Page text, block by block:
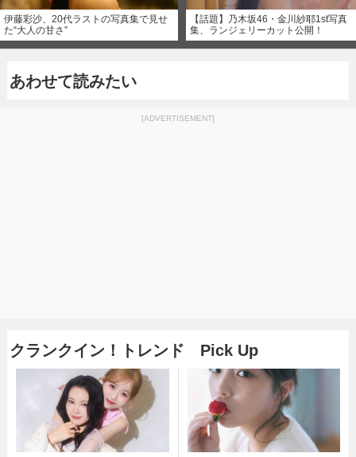
伊藤彩沙、20代ラストの写真集で見せ
た“大人の甘さ”
【話題】乃木坂46・金川紗耶1st写真
集、ランジェリーカット公開！
あわせて読みたい
[ADVERTISEMENT]
クランクイン！トレンド Pick Up